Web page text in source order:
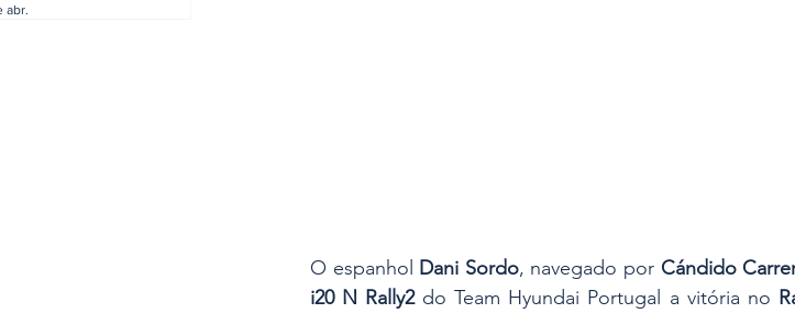
abr.
O espanhol Dani Sordo, navegado por Cándido
i20 N Rally2 do Team Hyundai Portugal a vitória no